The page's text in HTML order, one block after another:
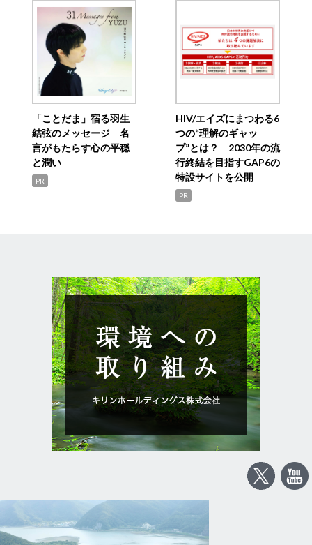
「ことだま」宿る羽生
結弦のメッセージ 名
言がもたらす心の平穏
と潤い
PR
HIV/エイズにまつわる6
つの“理解のギャッ
プ”とは？ 2030年の流
行終結を目指すGAP6の
特設サイトを公開
PR